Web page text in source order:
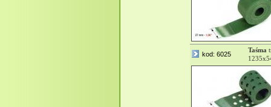
kod: 6025
Taśma